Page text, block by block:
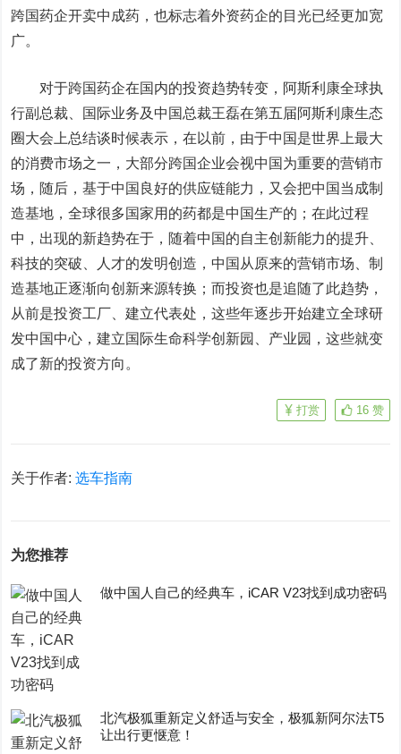
跨国药企开卖中成药，也标志着外资药企的目光已经更加宽
广。
对于跨国药企在国内的投资趋势转变，阿斯利康全球执
行副总裁、国际业务及中国总裁王磊在第五届阿斯利 康生态
圈大会上总结谈时候表示，在以前，由于中国是世界上最大
的消费市场之一，大部分跨国企业会视中国为重要的营销市
场，随后，基于中国良好的供应链能力，又会把中国当成制
造基地，全球很多国家用的药都是中国生产的；在此过程
中，出现的新趋势在于，随着中国的自主创新能力的提升、
科技的突破、人才的发明创造，中国从原来的营销市场、制
造基地正逐渐向创新来源转换；而投资也是追随了此趋势，
从前是投资工厂、建立代表处，这些年逐步开始建立全球研
发中国中心，建立国际生命科学创新园、产业园，这些就变
成了新的投资方向。
16 赞
打赏
关于作者:选车指南
为您推荐
做中国人自己的经典车，iCAR V23找到成功密码
​北汽极狐重新定义舒适与安全，极狐新阿尔法T5
让出行更惬意！